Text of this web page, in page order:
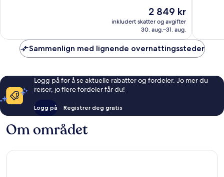
Prisen
er
2 849 kr
2 849 kr
inkludert skatter og avgifter
30. aug.–31. aug.
Sammenlign med lignende overnattingssteder
Logg på for å se aktuelle rabatter og fordeler. Jo mer du
reiser, jo flere fordeler får du!
Logg på Registrer deg gratis
Om området